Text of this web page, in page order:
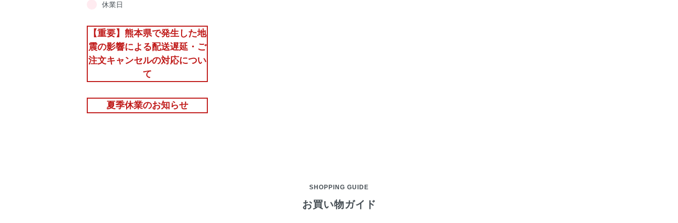
休業日
【重要】熊本県で発生した地
震の影響による配送遅延・ご
注文キャンセルの対応につい
て
夏季休業のお知らせ
SHOPPING GUIDE
お買い物ガイド